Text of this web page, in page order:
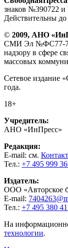
знаков №390722
Действительны
© 2009, АНО
СМИ Эл №ФС77-
надзору в сфере
массовых
Сетевое издание
года.
18+
Учредитель:
АНО «ИнПресс»
Редакция:
E-mail: см.
Тел.: +7 495 999
Издатель:
ООО «Авторское
E-mail:
Тел.: +7 495 380
На
технологии.